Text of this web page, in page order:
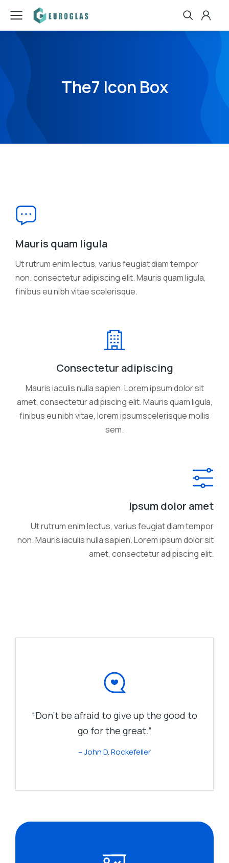
The7 Icon Box
Mauris quam ligula
Ut rutrum enim lectus, varius feugiat diam tempor
non. consectetur adipiscing elit. Mauris quam ligula,
finibus eu nibh vitae scelerisque.
Consectetur adipiscing
Mauris iaculis nulla sapien. Lorem ipsum dolor sit
amet, consectetur adipiscing elit. Mauris quam ligula,
finibus eu nibh vitae, lorem ipsumscelerisque mollis
sem.
Ipsum dolor amet
Ut rutrum enim lectus, varius feugiat diam tempor
non. Mauris iaculis nulla sapien. Lorem ipsum dolor sit
amet, consectetur adipiscing elit.
“Don’t be afraid to give up the good to
go for the great.”
– John D. Rockefeller